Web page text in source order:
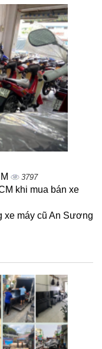
3797
khi mua bán xe
xe máy cũ An Sương